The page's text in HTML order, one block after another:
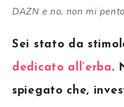
DAZN e no, non mi
Sei stato da
dedicato all’erba.
spiegato che,